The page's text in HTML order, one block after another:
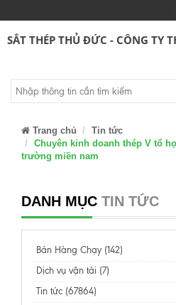
SẮT THÉP THỦ ĐỨC - CÔNG TY
Trang chủ
Tin tức
Chuyên kinh doanh thép V tổ
trường miền nam
DANH MỤC TIN TỨC
Bán Hàng Chạy (142)
Dịch vụ vận tải (7)
Tin tức (67864)